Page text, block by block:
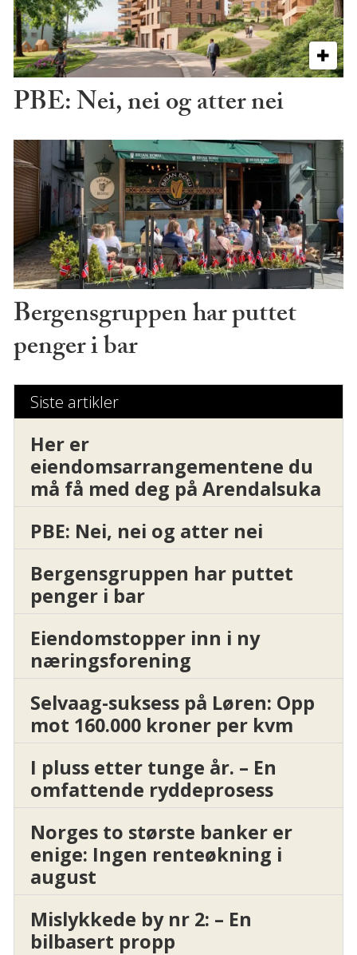
PBE: Nei, nei og atter nei
Bergensgruppen har puttet
penger i bar
Siste artikler
Her er
eiendomsarrangementene du
må få med deg på Arendalsuka
PBE: Nei, nei og atter nei
Bergensgruppen har puttet
penger i bar
Eiendomstopper inn i ny
næringsforening
Selvaag-suksess på Løren: Opp
mot 160.000 kroner per kvm
I pluss etter tunge år. – En
omfattende ryddeprosess
Norges to største banker er
enige: Ingen renteøkning i
august
Mislykkede by nr 2: – En
bilbasert propp